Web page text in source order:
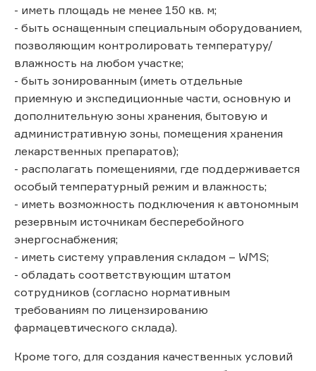
- иметь площадь не менее 150 кв. м;
- быть оснащенным специальным оборудованием,
позволяющим контролировать температуру/
влажность на любом участке;
- быть зонированным (иметь отдельные
приемную и экспедиционные части, основную и
дополнительную зоны хранения, бытовую и
административную зоны, помещения хранения
лекарственных препаратов);
- располагать помещениями, где поддерживается
особый температурный режим и влажность;
- иметь возможность подключения к автономным
резервным источникам бесперебойного
энергоснабжения;
- иметь систему управления складом – WMS;
- обладать соответствующим штатом
сотрудников (согласно нормативным
требованиям по лицензированию
фармацевтического склада).
Кроме того, для создания качественных условий